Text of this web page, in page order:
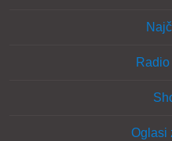
Oglasi